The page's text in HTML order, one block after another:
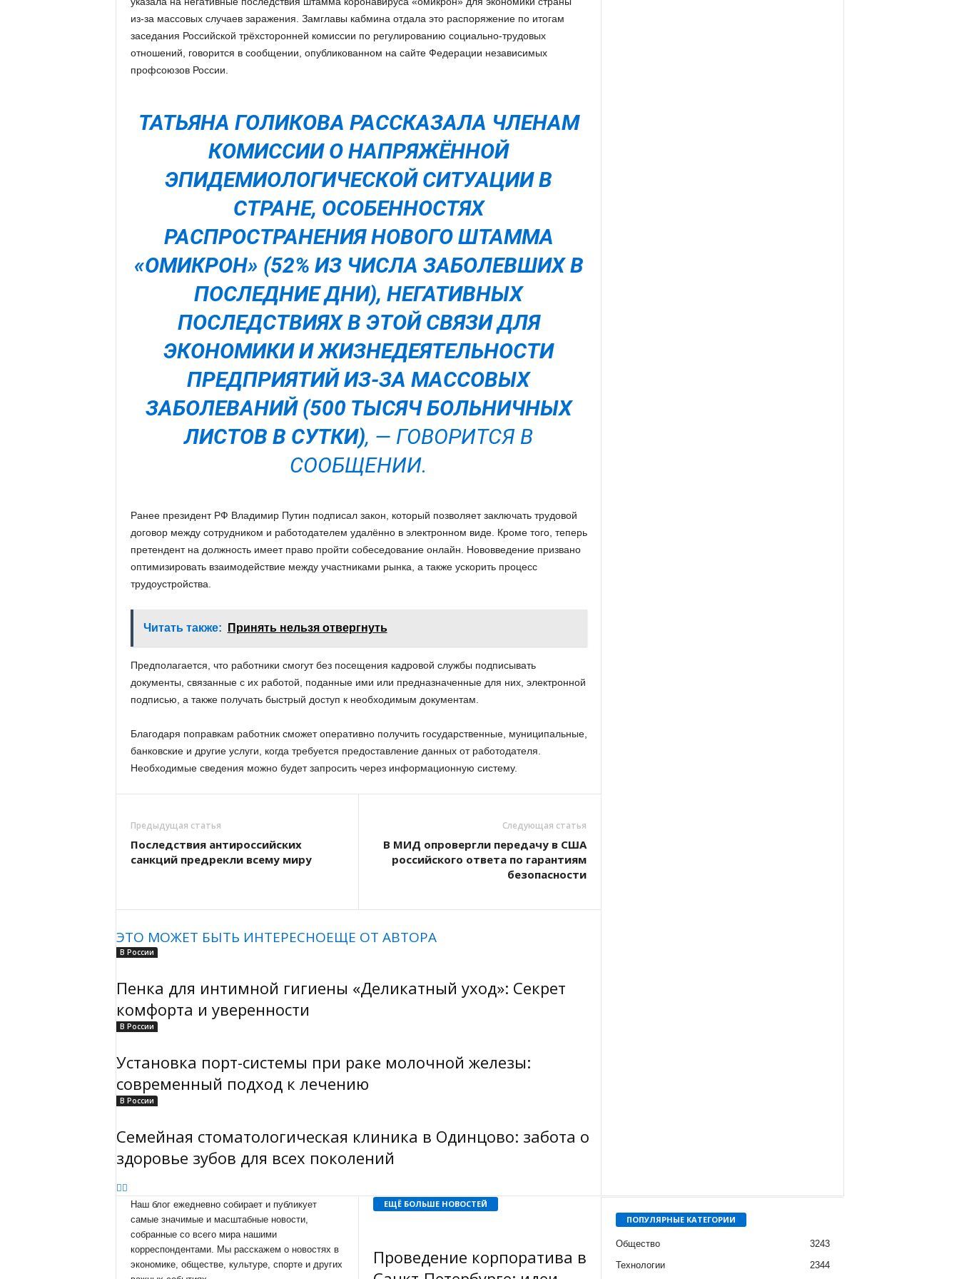
из-за массовых случаев заражения. Замглавы кабмина отдала это распоряжение по итогам
заседания Российской трёхсторонней комиссии по регулированию социально-трудовых
отношений, говорится в сообщении, опубликованном на сайте Федерации независимых
профсоюзов России.
ТАТЬЯНА ГОЛИКОВА РАССКАЗАЛА ЧЛЕНАМ
КОМИССИИ О НАПРЯЖЁННОЙ
ЭПИДЕМИОЛОГИЧЕСКОЙ СИТУАЦИИ В
СТРАНЕ, ОСОБЕННОСТЯХ
РАСПРОСТРАНЕНИЯ НОВОГО ШТАММА
«ОМИКРОН» (52% ИЗ ЧИСЛА ЗАБОЛЕВШИХ В
ПОСЛЕДНИЕ ДНИ), НЕГАТИВНЫХ
ПОСЛЕДСТВИЯХ В ЭТОЙ СВЯЗИ ДЛЯ
ЭКОНОМИКИ И ЖИЗНЕДЕЯТЕЛЬНОСТИ
ПРЕДПРИЯТИЙ ИЗ-ЗА МАССОВЫХ
ЗАБОЛЕВАНИЙ (500 ТЫСЯЧ БОЛЬНИЧНЫХ
ЛИСТОВ В СУТКИ), — ГОВОРИТСЯ В
СООБЩЕНИИ.
Ранее президент РФ Владимир Путин подписал закон, который позволяет заключать трудовой
договор между сотрудником и работодателем удалённо в электронном виде. Кроме того, теперь
претендент на должность имеет право пройти собеседование онлайн. Нововведение призвано
оптимизировать взаимодействие между участниками рынка, а также ускорить процесс
трудоустройства.
Читать также: Принять нельзя отвергнуть
Предполагается, что работники смогут без посещения кадровой службы подписывать
документы, связанные с их работой, поданные ими или предназначенные для них, электронной
подписью, а также получать быстрый доступ к необходимым документам.
Благодаря поправкам работник сможет оперативно получить государственные, муниципальные,
банковские и другие услуги, когда требуется предоставление данных от работодателя.
Необходимые сведения можно будет запросить через информационную систему.
Предыдущая статья
Последствия антироссийских
санкций предрекли всему миру
Следующая статья
В МИД опровергли передачу в США
российского ответа по гарантиям
безопасности
ЭТО МОЖЕТ БЫТЬ ИНТЕРЕСНОЕЩЕ ОТ АВТОРА
В России
Пенка для интимной гигиены «Деликатный уход»: Секрет
комфорта и уверенности
В России
Установка порт-системы при раке молочной железы:
современный подход к лечению
В России
Семейная стоматологическая клиника в Одинцово: забота о
здоровье зубов для всех поколений
Наш блог ежедневно собирает и публикует
самые значимые и масштабные новости,
собранные со всего мира нашими
корреспондентами. Мы расскажем о новостях в
экономике, обществе, культуре, спорте и других
ЕЩЁ БОЛЬШЕ НОВОСТЕЙ
Проведение корпоратива в
ПОПУЛЯРНЫЕ КАТЕГОРИИ
Общество
3243
Технологии
2344